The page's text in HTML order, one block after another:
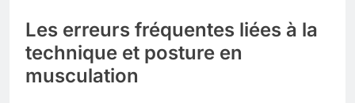
Les erreurs fréquentes liées à la
technique et posture en
musculation